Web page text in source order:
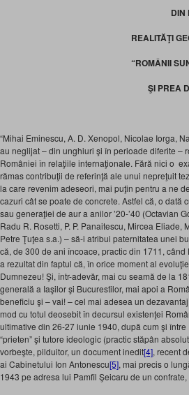
DIN
REALITĂŢI
“ROMÂNII
ŞI PREA
“Mihai Eminescu, A. D. Xenopol, Nicolae Iorga,
au neglijat – din unghiuri şi în perioade diferite –
României în relaţiile internaţionale. Fără nici o
rămas contribuţii de referinţă ale unui nepreţuit
la care revenim adeseori, mai puţin pentru a ne
cazuri cât se poate de concrete. Astfel că, o
sau generaţiei de aur a anilor ’20-’40 (Octavian
Radu R. Rosetti, P. P. Panaitescu, Mircea
Petre Ţuţea s.a.) – să-i atribui paternitatea unei
că, de 300 de ani încoace, practic din 1711,
a rezultat din faptul că, în orice moment al
Dumnezeu! Şi, într-adevăr, mai cu seamă de la
generală a Iaşilor şi Bucurestilor, mai apoi a
beneficiu şi – vai! – cel mai adesea un
mod cu totul deosebit în decursul existenţei
ultimative din 26-27 iunie 1940, după cum şi
“prieten” şi tutore ideologic (practic stăpân
vorbeşte, pilduitor, un document inedit[4], recent
ai Cabinetului Ion Antonescu[5], mai precis o
1943 pe adresa lui Pamfil Şeicaru de un